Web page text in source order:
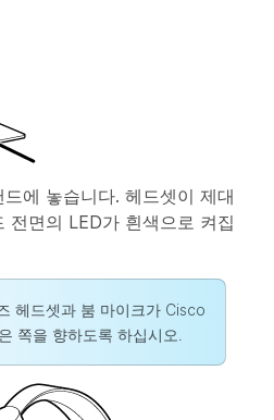
에 놓습니다. 헤드셋이 제대
전면의 LED가 흰색으로 켜집
헤드셋과 붐 마이크가 Cisco
쪽을 향하도록 하십시오.